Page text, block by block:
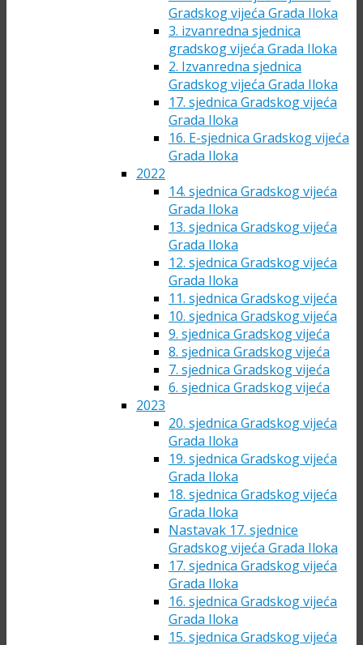
Gradskog vijeća Grada Iloka
3. izvanredna sjednica
gradskog vijeća Grada Iloka
2. Izvanredna sjednica
Gradskog vijeća Grada Iloka
17. sjednica Gradskog vijeća
Grada Iloka
16. E-sjednica Gradskog vijeća
Grada Iloka
2022
14. sjednica Gradskog vijeća
Grada Iloka
13. sjednica Gradskog vijeća
Grada Iloka
12. sjednica Gradskog vijeća
Grada Iloka
11. sjednica Gradskog vijeća
10. sjednica Gradskog vijeća
9. sjednica Gradskog vijeća
8. sjednica Gradskog vijeća
7. sjednica Gradskog vijeća
6. sjednica Gradskog vijeća
2023
20. sjednica Gradskog vijeća
Grada Iloka
19. sjednica Gradskog vijeća
Grada Iloka
18. sjednica Gradskog vijeća
Grada Iloka
Nastavak 17. sjednice
Gradskog vijeća Grada Iloka
17. sjednica Gradskog vijeća
Grada Iloka
16. sjednica Gradskog vijeća
Grada Iloka
15. sjednica Gradskog vijeća